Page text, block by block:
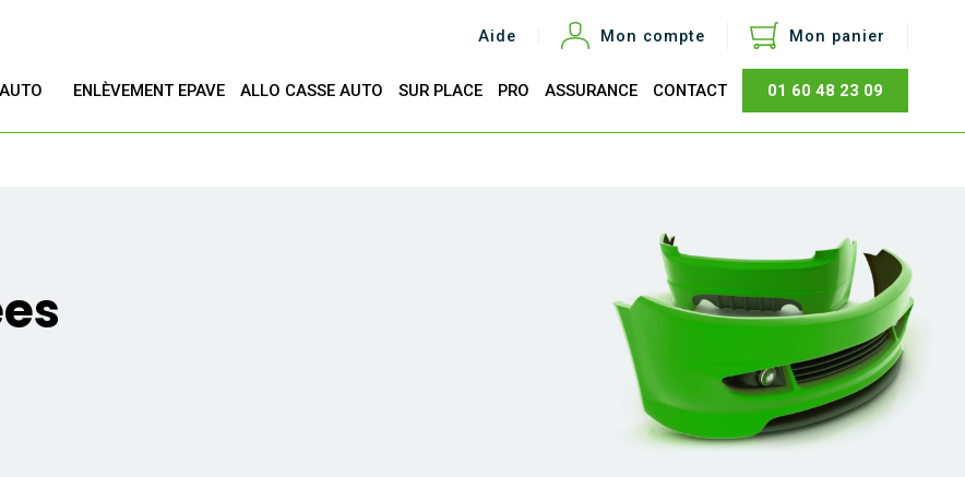
Aide Mon compte Mon panier
Total
ENLÈVEMENT EPAVE ALLO CASSE AUTO SUR PLACE PRO ASSURANCE CONTACT 01 60 48 23 09